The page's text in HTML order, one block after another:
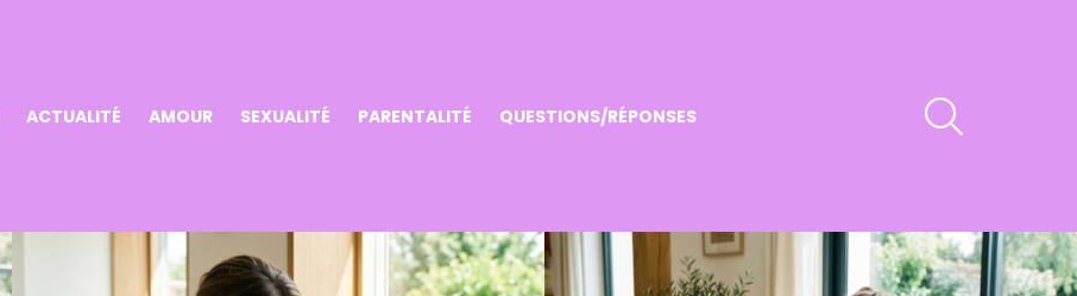
ACTUALITÉ AMOUR SEXUALITÉ PARENTALITÉ QUESTIONS/RÉPONSES